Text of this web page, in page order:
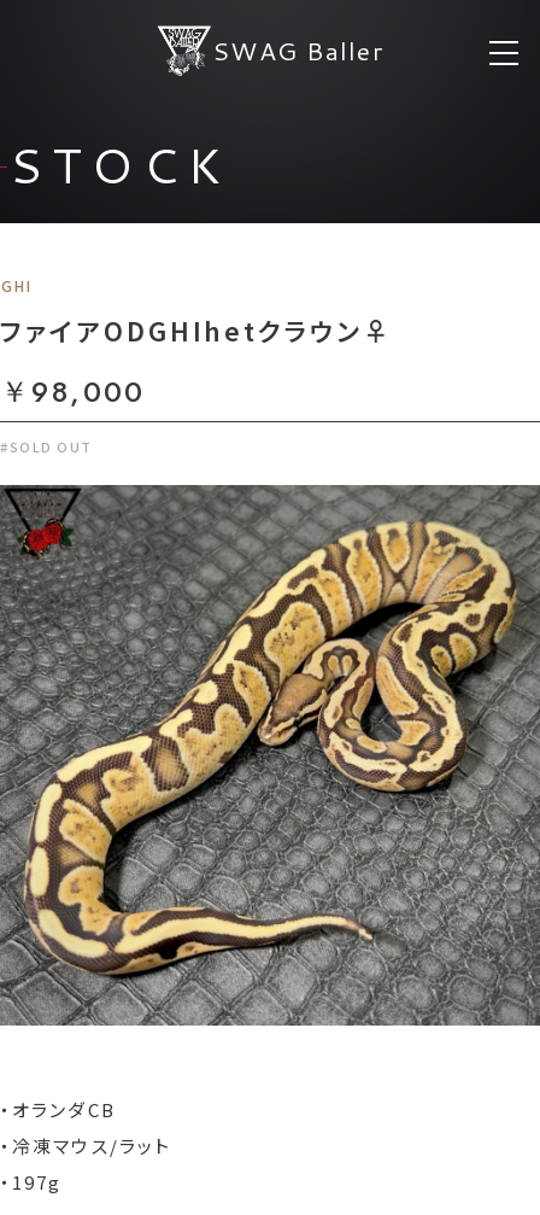
SWAG Baller
STOCK
GHI
ファイアODGHIhetクラウン♀
￥98,000
#SOLD OUT
・オランダCB
・冷凍マウス/ラット
・197g